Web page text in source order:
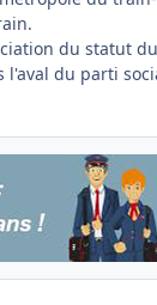
du statut
l'aval du parti